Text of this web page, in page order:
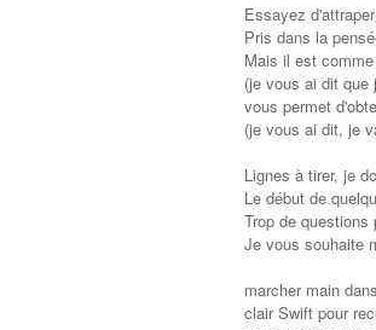
Essayez
Pris dans la
Mais il est
(je vous ai dit
vous permet
(je vous ai dit, je
Lignes à tirer, je
Le début de
Trop de
Je vous souhaite
marcher main
clair Swift pour